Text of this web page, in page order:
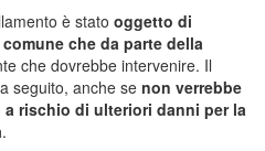
è stato oggetto di
che da parte della
che dovrebbe intervenire. Il
seguito, anche se non verrebbe
rischio di ulteriori danni per la
.